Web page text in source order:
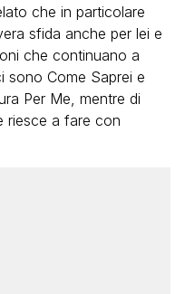
che in particolare
sfida anche per lei e
che continuano a
sono Come Saprei e
Per Me, mentre di
riesce a fare con